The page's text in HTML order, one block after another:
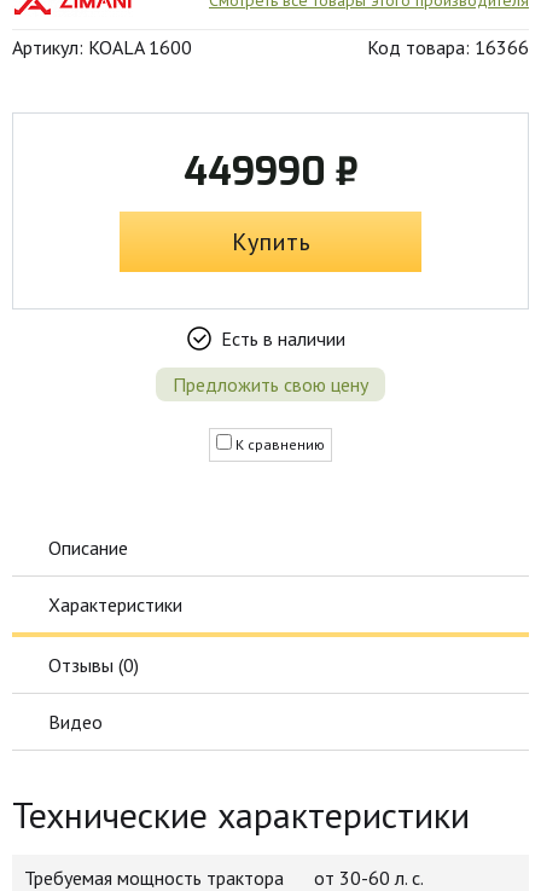
Артикул: KOALA 1600 Код товара: 16366
449990 ₽
Купить
Есть в наличии
Предложить свою цену
К сравнению
Описание
Характеристики
Отзывы (0)
Видео
Технические характеристики
Требуемая мощность трактора
от 30-60 л. с.